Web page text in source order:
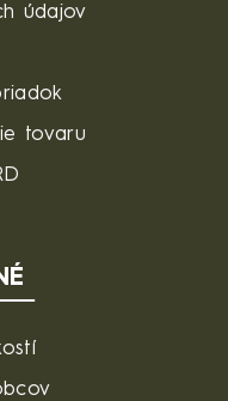
údajov
tovaru